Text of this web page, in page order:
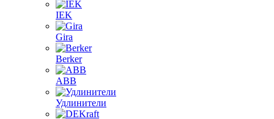
IEK
Gira
Berker
ABB
Удлинители